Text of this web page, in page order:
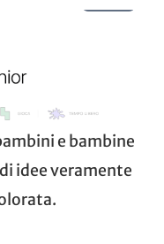
e bambine
idee veramente